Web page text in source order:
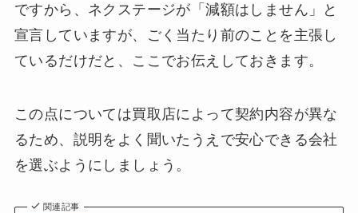
ですから、ネクステージが「減額はしません」と
宣言していますが、ごく当たり前のことを主張し
ているだけだと、ここでお伝えしておきます。
この点については買取店によって契約内容が異な
るため、説明をよく聞いたうえで安心できる会社
を選ぶようにしましょう。
関連記事